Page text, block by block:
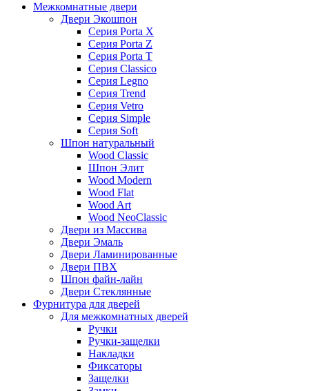
Межкомнатные двери
Двери Экошпон
Серия Porta X
Серия Porta Z
Серия Porta T
Серия Classico
Серия Legno
Серия Trend
Серия Vetro
Серия Simple
Серия Soft
Шпон натуральный
Wood Classic
Шпон Элит
Wood Modern
Wood Flat
Wood Art
Wood NeoClassic
Двери из Массива
Двери Эмаль
Двери Ламинированные
Двери ПВХ
Шпон файн-лайн
Двери Стеклянные
Фурнитура для дверей
Для межкомнатных дверей
Ручки
Ручки-защелки
Накладки
Фиксаторы
Защелки